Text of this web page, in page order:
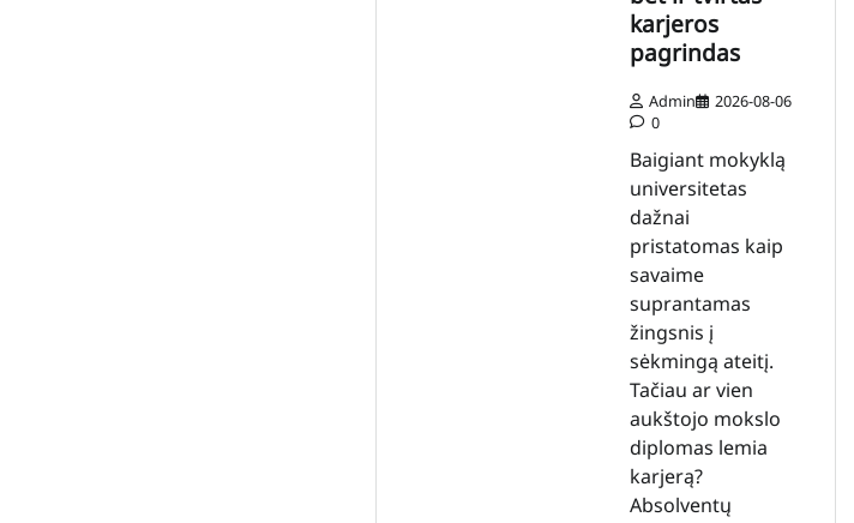
karjeros
pagrindas
Admin
2026-08-06
0
Baigiant mokyklą
universitetas
dažnai
pristatomas kaip
savaime
suprantamas
žingsnis į
sėkmingą ateitį.
Tačiau ar vien
aukštojo mokslo
diplomas lemia
karjerą?
Absolventų